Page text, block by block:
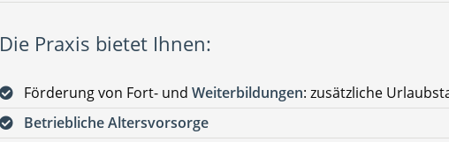
Die Praxis bietet Ihnen:
Förderung von Fort- und Weiterbildungen: zusätzliche
Betriebliche Altersvorsorge